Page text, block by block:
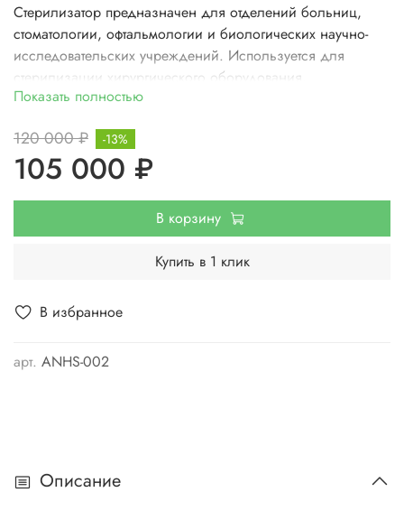
В избранное
арт. ANHS-002
Стерилизатор предназначен для отделений больниц,
стоматологии, офтальмологии и биологических научно-
исследовательских учреждений. Используется для
стерилизации хирургического оборудования,
стоматологических инструментов, шприцов и т.д. Им
предметы, твердую, полую загрузку, продукты типа А.
Данный стерилизатор может использоваться в
ветеринарии, косметологии.
Показать полностью
120 000 ₽
105 000 ₽
-13%
В корзину
Купить в 1 клик
Описание